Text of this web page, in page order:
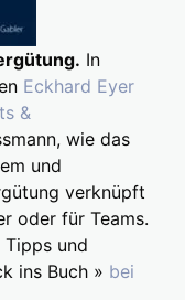
In
Eckhard Eyer
&
wie das
und
verknüpft
oder für Teams.
Tipps und
ins Buch » bei